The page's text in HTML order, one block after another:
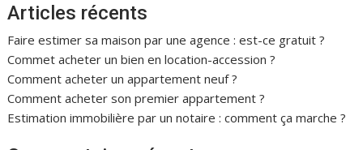
Articles récents
Faire estimer sa maison par une agence : est-ce gratuit ?
Commet acheter un bien en location-accession ?
Comment acheter un appartement neuf ?
Comment acheter son premier appartement ?
Estimation immobilière par un notaire : comment ça marche ?